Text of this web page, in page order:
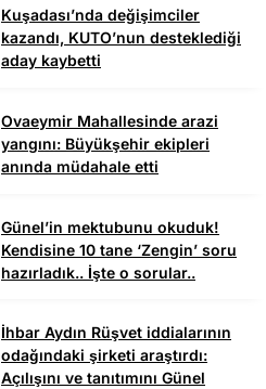
Kuşadası’nda değişimciler
kazandı, KUTO’nun desteklediği
aday kaybetti
Ovaeymir Mahallesinde arazi
yangını: Büyükşehir ekipleri
anında müdahale etti
Günel’in mektubunu okuduk!
Kendisine 10 tane ‘Zengin’ soru
hazırladık.. İşte o sorular..
İhbar Aydın Rüşvet iddialarının
odağındaki şirketi araştırdı:
Açılışını ve tanıtımını Günel